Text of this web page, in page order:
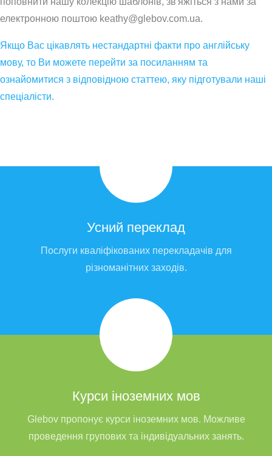
електронною поштою keathy@glebov.com.ua.
Якщо Вас цікавлять нестандартні факти про англійську
мову, то Ви можете перейти за посиланням та
ознайомитися з відповідною статтею, яку підготували наші
спеціалісти.
Усний переклад
Послуги кваліфікованих перекладачів для
різноманітних заходів.
Курси іноземних мов
Glebov пропонує курси іноземних мов. Можливе
проведення групових та індивідуальних занять.